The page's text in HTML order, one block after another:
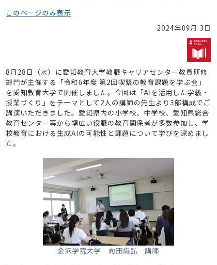
このページのみ表示
2024年09月 3日
8月28日（水）に愛知教育大学教職キャリアセンター教員研修
部門が主催する「令和6年度 第2回喫緊の教育課題を学ぶ会」
を愛知教育大学で開催しました。今回は「AIを活用した学級・
授業づくり」をテーマとして2人の講師の先生より3部構成でご
講演いただきました。愛知県内の小学校、中学校、愛知県総合
教育センター等から幅広い役職の教育関係者が多数参加し、学
校教育における生成AIの可能性と課題について学びを深めまし
た。
金沢学院大学 向田識弘 講師